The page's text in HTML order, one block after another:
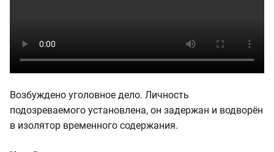
Возбуждено уголовное дело. Личность
подозреваемого установлена, он задержан и водворён
в изолятор временного содержания.